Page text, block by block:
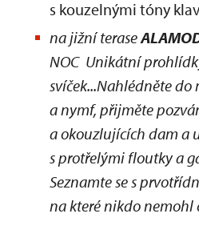
s kouzelnými tóny
na jižní terase
NOC Unikátní
svíček...Nahlédněte do
a nymf, přijměte
a okouzlujících dam a
s protřelými floutky a
Seznamte se s
na které nikdo nemohl